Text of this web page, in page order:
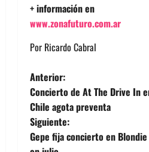
+ información en
www.zonafuturo.com.ar
Por Ricardo Cabral
N
a
v
Anterior:
Concierto de At The Drive In
Chile agota preventa
Siguiente:
Gepe fija concierto en Blondie